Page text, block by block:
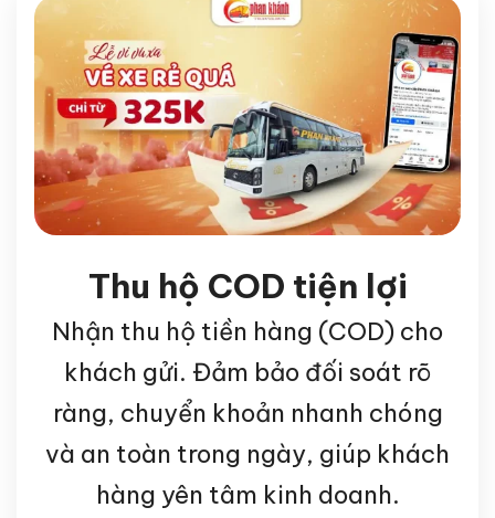
Thu hộ COD tiện lợi
Nhận thu hộ tiền hàng (COD) cho
khách gửi. Đảm bảo đối soát rõ
ràng, chuyển khoản nhanh chóng
và an toàn trong ngày, giúp khách
hàng yên tâm kinh doanh.